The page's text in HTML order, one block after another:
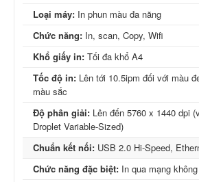
Loại máy: In phun màu đa năng
Chức năng: In, scan, Copy, Wifi
Khổ giấy in: Tối đa khổ A4
Tốc độ in: Lên tới 10.5ipm đối với màu
màu sắc
Độ phân giải: Lên đến 5760 x 1440 dpi
Droplet Variable-Sized)
Chuẩn kết nối: USB 2.0 Hi-Speed,
Chức năng đặc biệt: In qua mạng